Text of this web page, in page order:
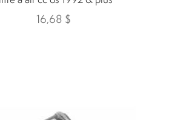
16,68 $